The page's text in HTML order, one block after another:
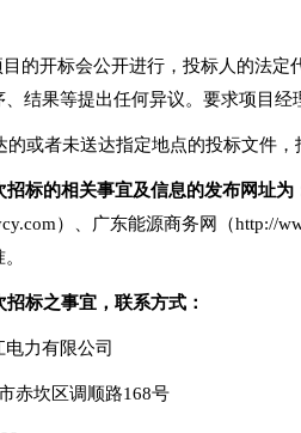
目的开标会公开进行，投标人的法
、结果等提出任何异议。要求项目
的或者未送达指定地点的投标文件，
招标的相关事宜及信息的发布网址为
）、广东能源商务网（http://
招标之事宜，联系方式：
电力有限公司
赤坎区调顺路168号